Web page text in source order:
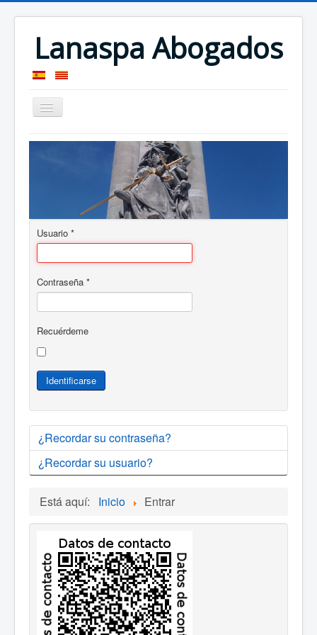
Lanaspa Abogados
Presentación
Localización
Usuario *
Contraseña *
Recuérdeme
Identificarse
¿Recordar su contraseña?
¿Recordar su usuario?
Está aquí: Inicio Entrar